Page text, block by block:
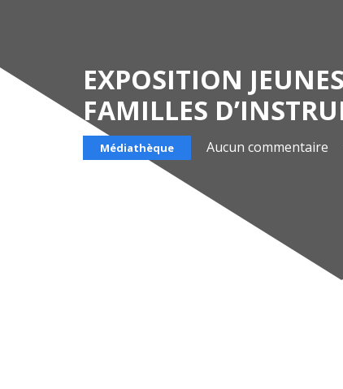
EXPOSITION
FAMILLES
Médiathèque Aucun commentaire